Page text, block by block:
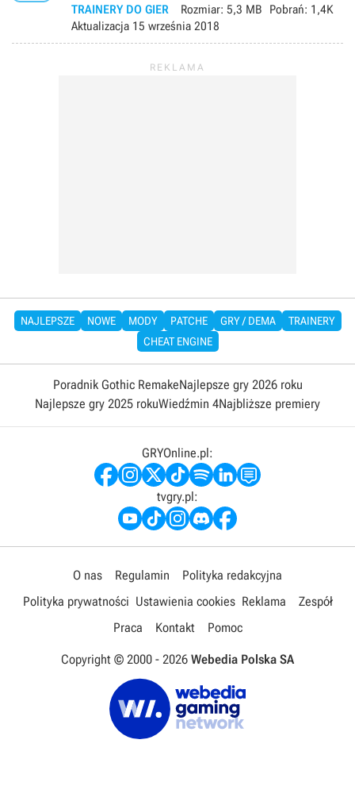
TRAINERY DO GIER Rozmiar: 5,3 MB Pobrań: 1,4K
Aktualizacja 15 września 2018
NAJLEPSZE NOWE MODY PATCHE GRY / DEMA
TRAINERY
CHEAT ENGINE
Poradnik Gothic RemakeNajlepsze gry 2026 roku
Najlepsze gry 2025 rokuWiedźmin 4Najbliższe premiery
GRYOnline.pl:
tvgry.pl:
O nas Regulamin
Polityka redakcyjna
Polityka prywatności Ustawienia cookies Reklama
Zespół
Praca
Kontakt Pomoc
Copyright © 2000 - 2026 Webedia Polska SA